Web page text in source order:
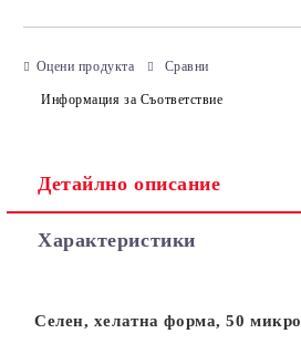
Оцени продукта Сравни
Информация за Съответствие
Детайлно описание
Характеристики
Селен, хелатна форма, 50